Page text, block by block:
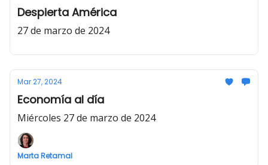
Despierta América
27 de marzo de 2024
Mar 27, 2024
Economía al día
Miércoles 27 de marzo de 2024
Marta Retamal